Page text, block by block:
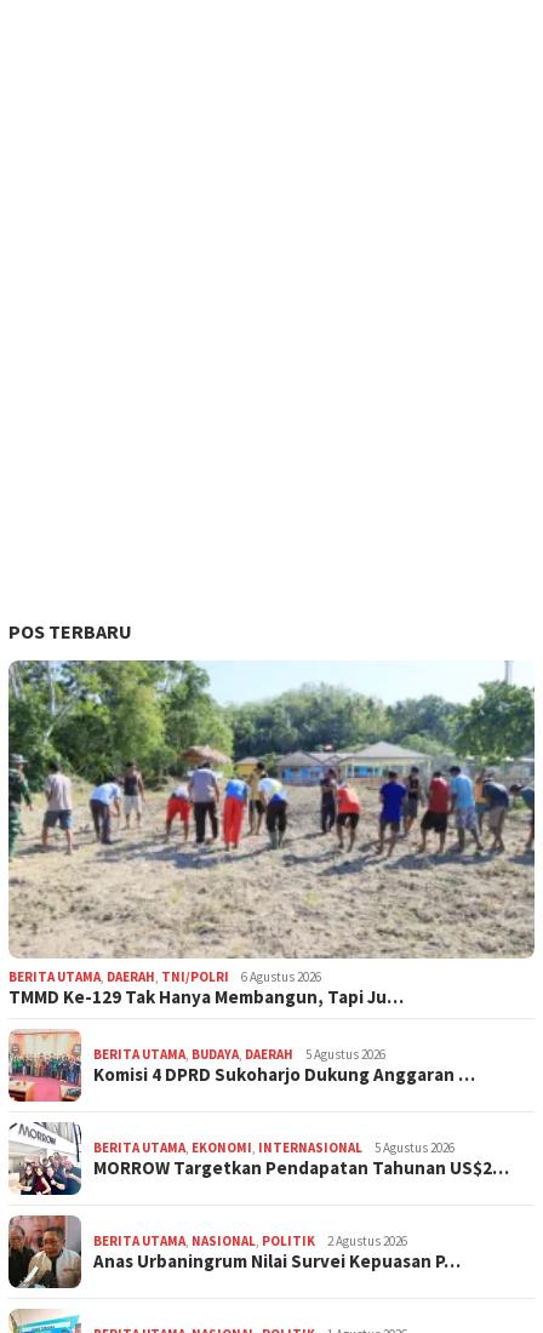
POS TERBARU
BERITA UTAMA, DAERAH, TNI/POLRI 6 Agustus 2026
TMMD Ke-129 Tak Hanya Membangun, Tapi Ju…
BERITA UTAMA, BUDAYA, DAERAH 5 Agustus 2026
Komisi 4 DPRD Sukoharjo Dukung Anggaran …
BERITA UTAMA, EKONOMI, INTERNASIONAL 5 Agustus 2026
MORROW Targetkan Pendapatan Tahunan US$2…
BERITA UTAMA, NASIONAL, POLITIK 2 Agustus 2026
Anas Urbaningrum Nilai Survei Kepuasan P…